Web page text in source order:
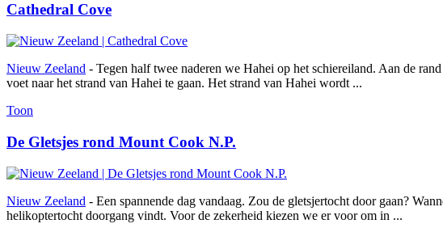
Cathedral Cove
Nieuw Zeeland - Tegen half twee naderen we Hahei op het schiereiland. Aan de
voet naar het strand van Hahei te gaan. Het strand van Hahei wordt ...
Toon
De Gletsjes rond Mount Cook N.P.
Nieuw Zeeland - Een spannende dag vandaag. Zou de gletsjertocht door gaan?
helikoptertocht doorgang vindt. Voor de zekerheid kiezen we er voor om in ...